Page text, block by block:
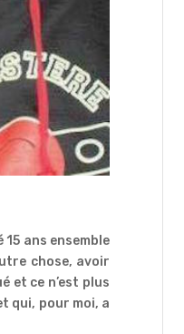
ans ensemble
chose, avoir
et ce n’est plus
qui, pour moi, a